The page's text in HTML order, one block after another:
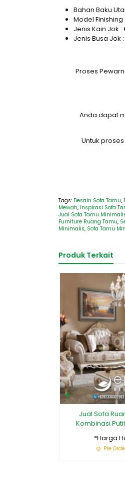
Bahan Baku
Model Finishing :
Jenis Kain Jok :
Jenis Busa Jok :
Proses
Anda dapat
Untuk
Tags: Desain Sofa Tamu,
Mewah, Inspirasi Sofa
Jual Sofa Tamu
Furniture Ruang Tamu,
Minimalis, Sofa Tamu
Produk Terkait
Jual Sofa
Kombinasi
*Harga
Pre